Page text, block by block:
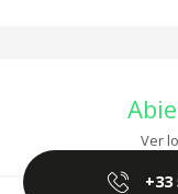
Ver
+33